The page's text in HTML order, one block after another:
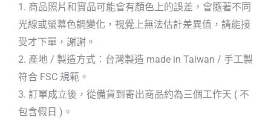
1. 商品照片和實品可能會有顏色上的誤差，會隨著不同
光線或螢幕色調變化，視覺上無法估計差異值，請能接
受才下單，謝謝。
2. 產地 / 製造方式：台灣製造 made in Taiwan / 手工製
符合 FSC 規範。
3. 訂單成立後，從備貨到寄出商品約為三個工作天 ( 不
包含假日 )。